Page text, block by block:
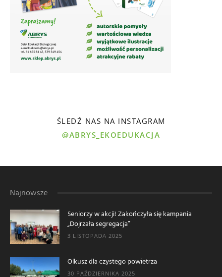
ŚLEDŹ NAS NA INSTAGRAM
@ABRYS_EKOEDUKACJA
Najnowsze
Seniorzy w akcji! Zakończyła się kampania
„Dojrzała segregacja”
3 LISTOPADA 2025
Olkusz dla czystego powietrza
30 PAŹDZIERNIKA 2025